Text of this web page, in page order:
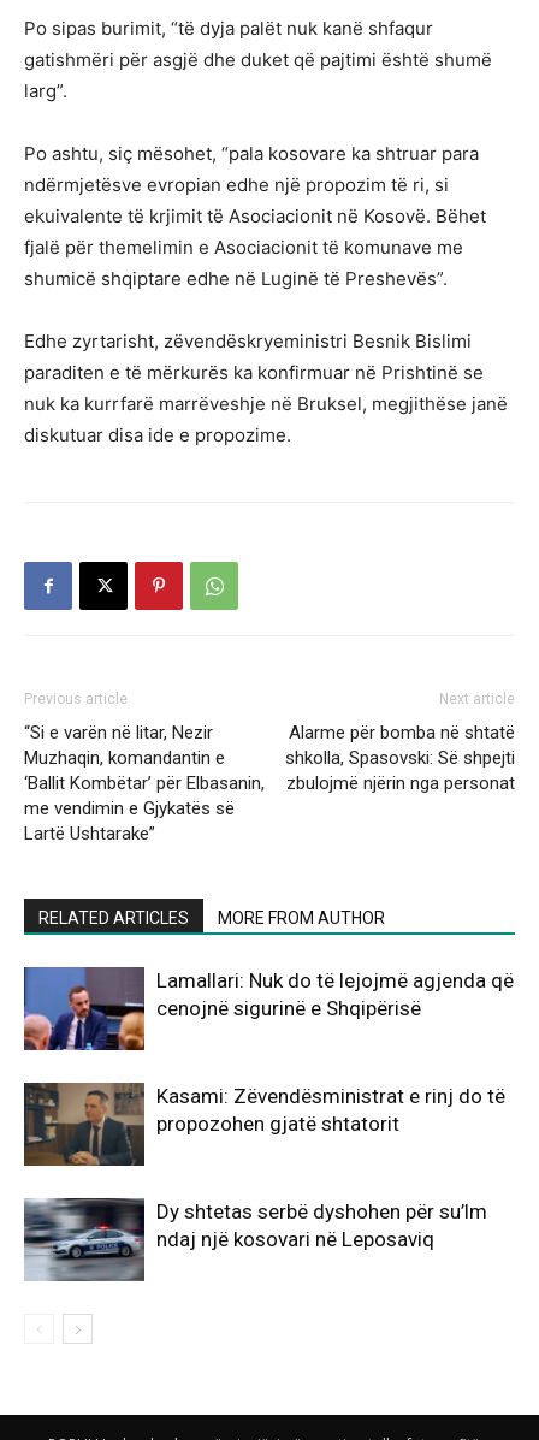
Po sipas burimit, “të dyja palët nuk kanë shfaqur
gatishmëri për asgjë dhe duket që pajtimi është shumë
larg”.
Po ashtu, siç mësohet, “pala kosovare ka shtruar para
ndërmjetësve evropian edhe një propozim të ri, si
ekuivalente të krjimit të Asociacionit në Kosovë. Bëhet
fjalë për themelimin e Asociacionit të komunave me
shumicë shqiptare edhe në Luginë të Preshevës”.
Edhe zyrtarisht, zëvendëskryeministri Besnik Bislimi
paraditen e të mërkurës ka konfirmuar në Prishtinë se
nuk ka kurrfarë marrëveshje në Bruksel, megjithëse janë
diskutuar disa ide e propozime.
Previous article
“Si e varën në litar, Nezir
Muzhaqin, komandantin e
‘Ballit Kombëtar’ për Elbasanin,
me vendimin e Gjykatës së
Lartë Ushtarake”
Next article
Alarme për bomba në shtatë
shkolla, Spasovski: Së shpejti
zbulojmë njërin nga personat
RELATED ARTICLES MORE FROM AUTHOR
Lamallari: Nuk do të lejojmë agjenda që
cenojnë sigurinë e Shqipërisë
Kasami: Zëvendësministrat e rinj do të
propozohen gjatë shtatorit
Dy shtetas serbë dyshohen për su’lm
ndaj një kosovari në Leposaviq